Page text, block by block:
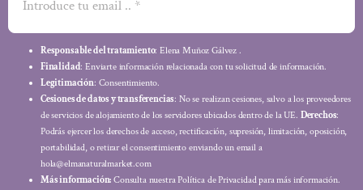
Responsable del tratamiento: Elena Muñoz Gálvez .
Finalidad: Enviarte información relacionada con tu solicitud de información.
Legitimación: Consentimiento.
Cesiones de datos y transferencias: No se realizan cesiones, salvo a los proveedores
de servicios de alojamiento de los servidores ubicados dentro de la UE. Derechos:
Podrás ejercer los derechos de acceso, rectificación, supresión, limitación, oposición,
portabilidad, o retirar el consentimiento enviando un email a
hola@elmanaturalmarket.com
Más información: Consulta nuestra Política de Privacidad para más información.